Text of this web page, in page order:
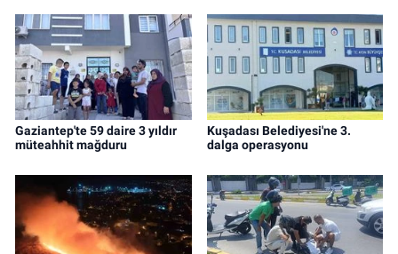
Gaziantep'te 59 daire 3 yıldır
müteahhit mağduru
Kuşadası Belediyesi'ne 3.
dalga operasyonu